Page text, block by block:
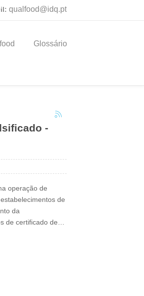
qualfood@idq.pt
Glossário
-
operação de
de
da
de certificado de…